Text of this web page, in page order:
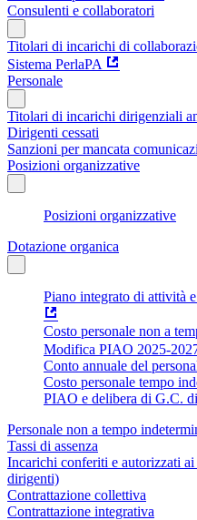
Consulenti e collaboratori
Titolari di incarichi di
Sistema PerlaPA
Personale
Titolari di incarichi dirigenziali
Dirigenti cessati
Sanzioni per mancata
Posizioni organizzative
Posizioni organizzative
Dotazione organica
Piano integrato di attività
Costo personale non a
Modifica PIAO 2025-
Conto annuale del
Costo personale tempo
PIAO e delibera di G.C.
Personale non a tempo
Tassi di assenza
Incarichi conferiti e autorizzati
dirigenti)
Contrattazione collettiva
Contrattazione integrativa